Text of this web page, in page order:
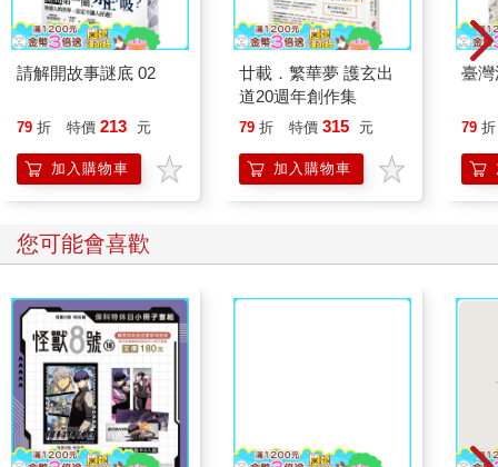
請解開故事謎底 02
79 折 特價 213 元
加入購物車
廿載．繁華夢 護玄出
道20週年創作集
79 折 特價 315 元
加入購物車
臺
79 折
您可能會喜歡
臉部肌膚護理乳霜,素